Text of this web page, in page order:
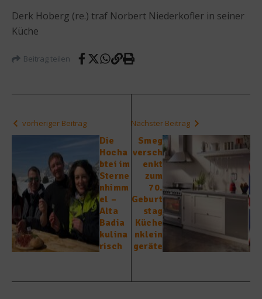
Derk Hoberg (re.) traf Norbert Niederkofler in seiner
Küche
Beitrag teilen
vorheriger Beitrag
Die
Hocha
btei im
Sterne
nhimm
el –
Alta
Badia
kulina
risch
Nächster Beitrag
Smeg
versch
enkt
zum
70.
Geburt
stag
Küche
nklein
geräte